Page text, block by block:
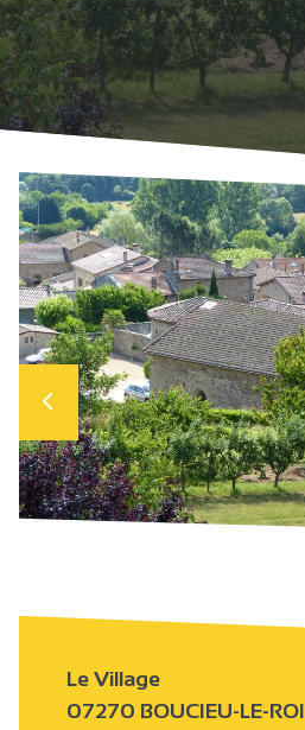
Le Village
07270 BOUCIEU-LE-ROI